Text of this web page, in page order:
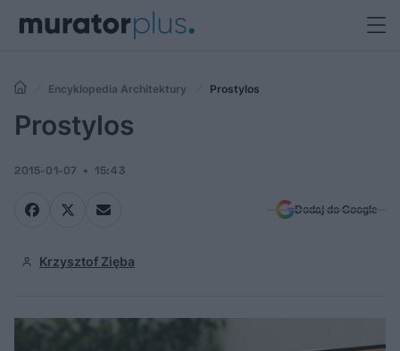
Encyklopedia Architektury Prostylos
Prostylos
2015-01-07 15:43
Dodaj do Google
Krzysztof Zięba